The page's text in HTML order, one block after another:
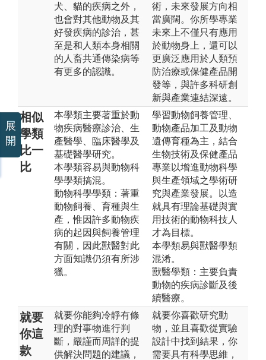
犬、貓的疾病之外，
也會對其他動物及其
好發疾病的診治，甚
至是和人類本身相關
的人畜共通傳染病等
有更多的認識。
術，未來發展方向相
當廣闊。你所學專業
未來上不僅只有應用
於動物身上，還可以
更廣泛應用於人類預
防治療或保健產品開
發等，與許多科研創
新與產業連結深遠。
相似
學類
比一
比
本學類主要著重於動
物疾病醫療診治、生
產醫學、臨床醫學及
基礎醫學研究。
本學類容易與動物科
學學類搞混。
動物科學學類：著重
動物飼養、育種與生
產，惟因許多動物疾
病的起因與飼養管理
有關，因此獸醫對此
方面知識仍須有所涉
獵。
學習動物飼養管理、
動物產品加工及動物
遺傳育種為主，結合
生物技術及保健產品
專業以增進動物科學
與生產領域之學術研
究與產業發展。以造
就具有理論基礎與實
用技術的動物科技人
才為目標。
本學類易與獸醫學類
混淆。
獸醫學類：主要負責
動物的疾病診斷及後
續醫療。
就要
你這
款
就要你能夠冷靜有條
理的對事物進行判
斷，嚴謹而周詳的提
供解決問題的建議，
就要你喜歡研究動
物，並且喜歡從實驗
設計中找到結果，你
需要具有科學思維，
展
開